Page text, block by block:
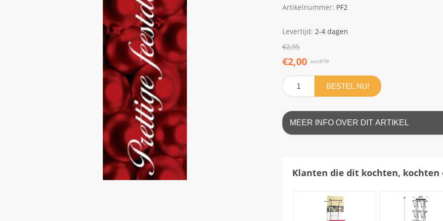
Artikelnummer: PF2
Levertijd: 2-4 dagen
€2,95
€2,00 excl.BTW
BESTEL NU!
MEER INFO OVER DIT ARTIKEL
Klanten die dit kochten, kochten